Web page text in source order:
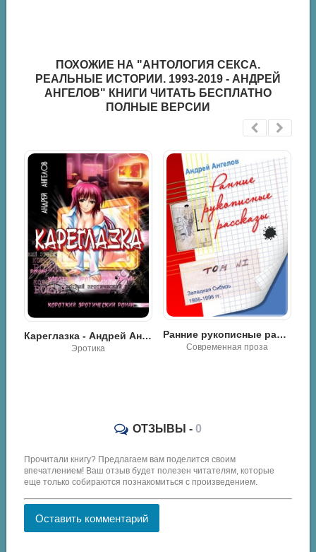
ПОХОЖИЕ НА "АНТОЛОГИЯ СЕКСА.
РЕАЛЬНЫЕ ИСТОРИИ. 1993-2019 - АНДРЕЙ
АНГЕЛОВ" КНИГИ ЧИТАТЬ БЕСПЛАТНО
ПОЛНЫЕ ВЕРСИИ
Кареглазка - Андрей Ангелов Ранние рукописные рассказы - Андрей Ангелов
Современная проза
ОТЗЫВЫ - 0
Прочитали книгу? Предлагаем вам поделится своим
впечатлением! Ваш отзыв будет полезен читателям, которые
еще только собираются познакомиться с произведением.
Оставить комментарий